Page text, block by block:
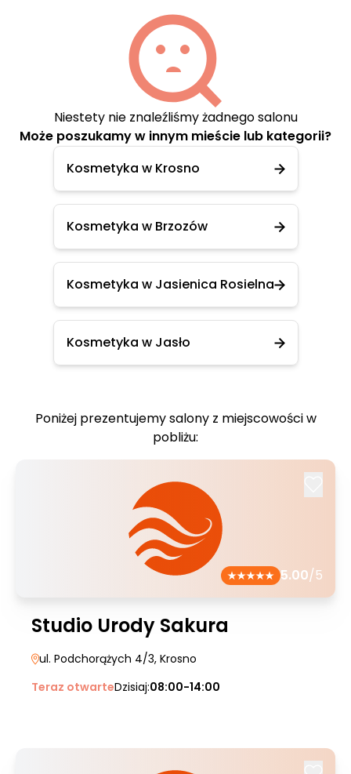
Niestety nie znaleźliśmy żadnego salonu
Może poszukamy w innym mieście lub kategorii?
Kosmetyka w Krosno
Kosmetyka w Brzozów
Kosmetyka w Jasienica Rosielna
Kosmetyka w Jasło
Poniżej prezentujemy salony z miejscowości w
pobliżu:
5.00/5
Studio Urody Sakura
ul. Podchorążych 4/3, Krosno
Teraz otwarteDzisiaj:08:00-14:00